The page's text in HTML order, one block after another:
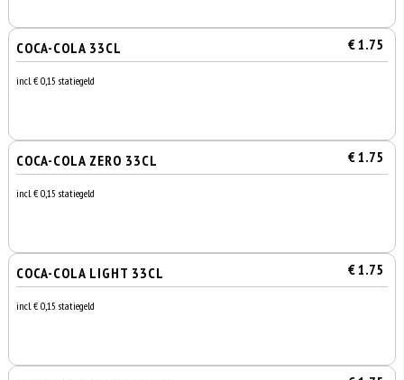
COCA-COLA 33CL € 1.75
incl. € 0,15 statiegeld
COCA-COLA ZERO 33CL € 1.75
incl. € 0,15 statiegeld
COCA-COLA LIGHT 33CL € 1.75
incl. € 0,15 statiegeld